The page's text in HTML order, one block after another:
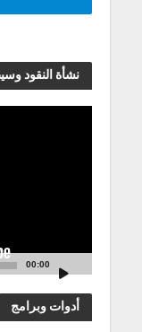
نشأة النقود
00:00
أدوات وبرامج